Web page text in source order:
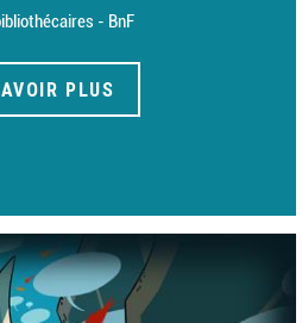
- BnF
PLUS